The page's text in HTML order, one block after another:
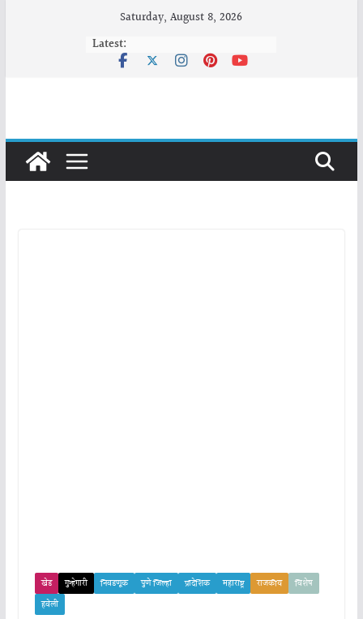
Saturday, August 8, 2026
Latest:
खेड गुन्हेगारी निवडणूक पुणे जिल्हा प्रादेशिक महाराष्ट्र राजकीय
विशेष
हवेली